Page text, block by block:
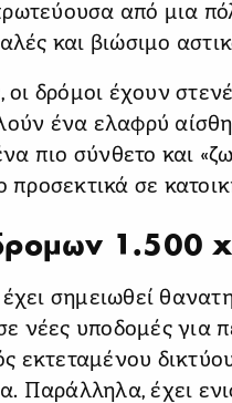
από μια
και βιώσιμο
δρόμοι έχουν
ένα ελαφρύ
πιο σύνθετο και
προσεκτικά σε
1.500
σημειωθεί
νέες υποδομές για
εκτεταμένου
Παράλληλα, έχει